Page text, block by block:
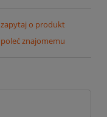
zapytaj o produkt
poleć znajomemu